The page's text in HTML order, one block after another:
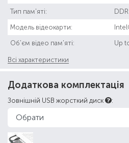
Тип пам'яті:
Модель відеокарти:
Об'єм відео пам'яті: Up
Всі характеристики
Додаткова комплектація
Зовнішній USB жорсткий диск :